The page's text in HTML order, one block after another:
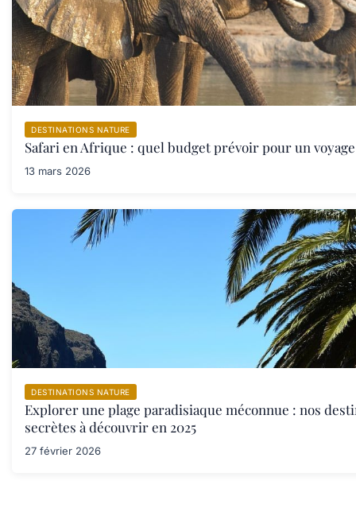
DESTINATIONS NATURE
Safari en Afrique : quel budget prévoir pour un voyage
13 mars 2026
DESTINATIONS NATURE
Explorer une plage paradisiaque méconnue : nos
secrètes à découvrir en 2025
27 février 2026